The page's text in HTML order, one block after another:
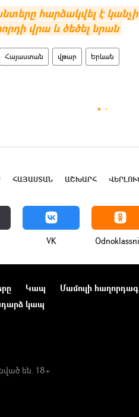
հարձակվել է
վրա և ծեծել նրան
Հայաստան վթար Երևան
ՀԱՅԱՍՏԱՆ ԱՇԽԱՐՀ
VK
Կապ Մամուլի
կապ
են. 18+